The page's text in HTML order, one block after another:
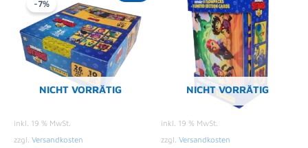
NICHT VORRÄTIG
-7%
inkl. 19 % MwSt.
zzgl. Versandkosten
war:
79,90 €
ist:
73,95 €.
NICHT VORRÄTIG
inkl. 19 % MwSt.
zzgl. Versandkosten